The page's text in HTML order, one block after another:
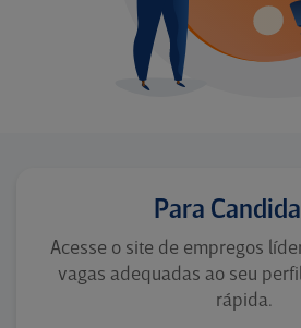
Para
Acesse o site de empregos
vagas adequadas ao seu
rápida.